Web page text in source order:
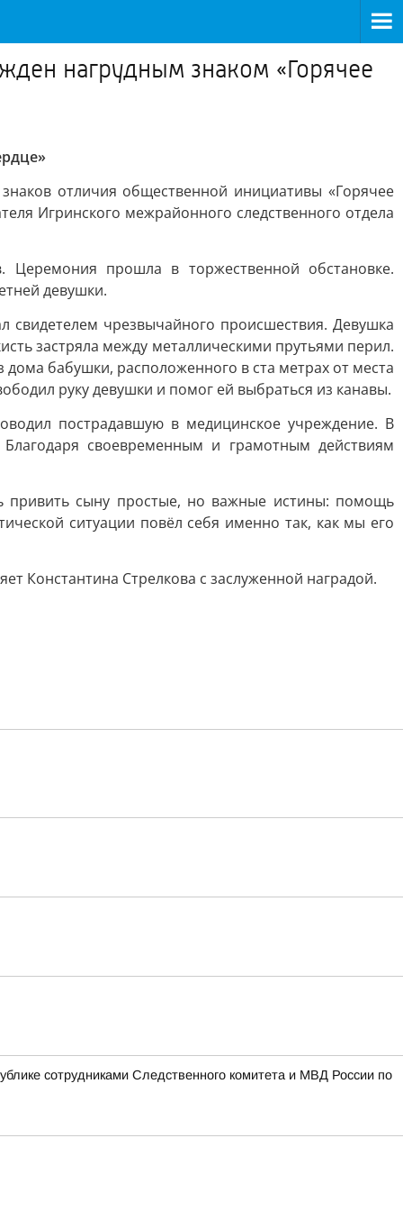
нагрудным знаком «Горячее
отличия общественной инициативы «Горячее
Игринского межрайонного следственного отдела
Церемония прошла в торжественной обстановке.
девушки.
свидетелем чрезвычайного происшествия. Девушка
застряла между металлическими прутьями перил.
бабушки, расположенного в ста метрах от места
руку девушки и помог ей выбраться из канавы.
пострадавшую в медицинское учреждение. В
своевременным и грамотным действиям
привить сыну простые, но важные истины: помощь
ситуации повёл себя именно так, как мы его
Константина Стрелкова с заслуженной наградой.
сотрудниками Следственного комитета и МВД России по